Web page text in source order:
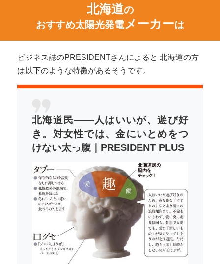
北海道の
おすすめ太陽光発電メーカーは
ビジネス誌のPRESIDENTさんによると 北海道の方
は以下のような特徴があるそうです。
北海道民――人はいいが、遊び好
き。対女性では、金にいとめをつ
けない太っ腹｜PRESIDENT PLUS